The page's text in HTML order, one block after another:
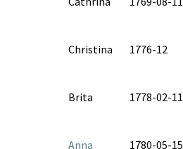
Christina 1776-12
Brita 1778-02-11
Anna 1780-05-15